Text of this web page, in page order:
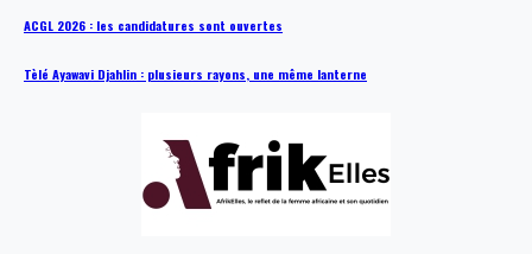
ACGL 2026 : les candidatures sont ouvertes
Tèlé Ayawavi Djahlin : plusieurs rayons, une même lanterne